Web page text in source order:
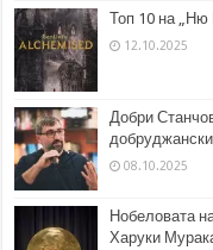
Топ 10 на „Ню
12.10.2025
Добри
08.10.2025
Нобеловата
Харуки